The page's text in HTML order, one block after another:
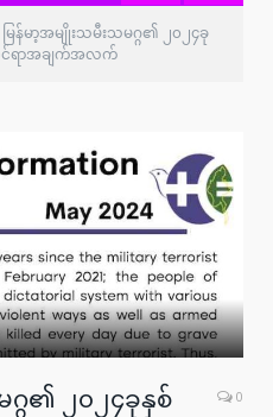
မြန်မာ့အမျိုးသမီးသမဂ္ဂ၏ ၂၀၂၄ခု
င်ရာအချက်အလက်
ဂ္ဂ၏ ၂၀၂၄ခုနှစ်
0